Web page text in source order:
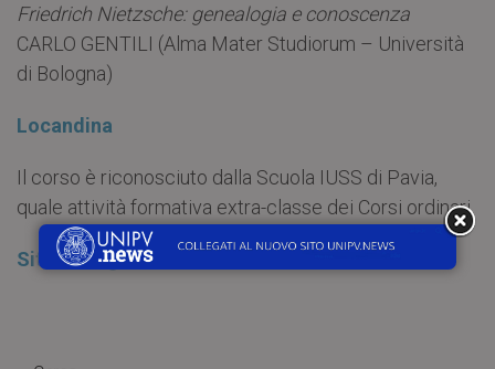
Friedrich Nietzsche: genealogia e conoscenza
CARLO GENTILI (Alma Mater Studiorum – Università
di Bologna)
Locandina
Il corso è riconosciuto dalla Scuola IUSS di Pavia,
quale attività formativa extra-classe dei Corsi ordinari.
Sito Collegio Ghislieri